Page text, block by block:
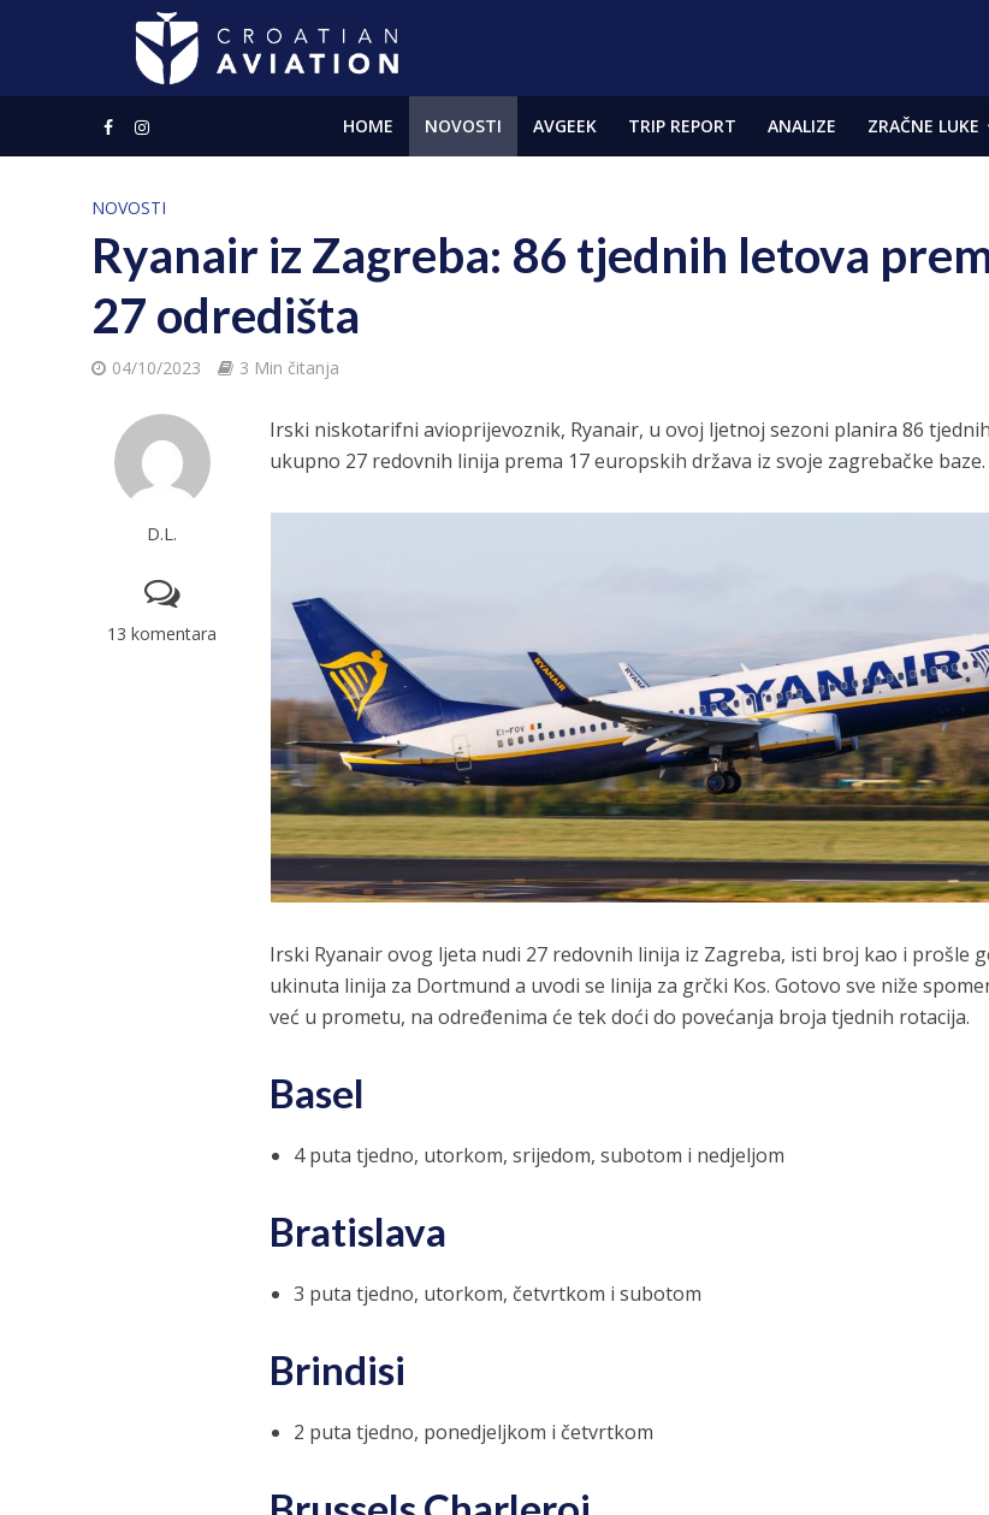
HOME NOVOSTI AVGEEK TRIP REPORT ANALIZE ZRAČNE LUKE
NOVOSTI
Ryanair iz Zagreba: 86 tjednih letova
27 odredišta
04/10/2023 3 Min čitanja
D.L.
13 komentara
Irski niskotarifni avioprijevoznik, Ryanair, u ovoj ljetnoj sezoni planira 86
ukupno 27 redovnih linija prema 17 europskih država iz svoje zagrebačke baze.
Irski Ryanair ovog ljeta nudi 27 redovnih linija iz Zagreba, isti broj kao i prošle
ukinuta linija za Dortmund a uvodi se linija za grčki Kos. Gotovo sve niže
već u prometu, na određenima će tek doći do povećanja broja tjednih rotacija.
Basel
4 puta tjedno, utorkom, srijedom, subotom i nedjeljom
Bratislava
3 puta tjedno, utorkom, četvrtkom i subotom
Brindisi
2 puta tjedno, ponedjeljkom i četvrtkom